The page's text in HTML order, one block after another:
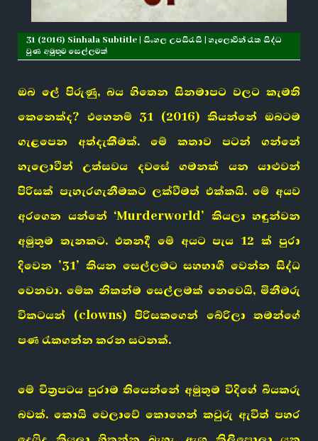
31 (2016) Sinhala Subtitle | සිංහල උපසිරැසි | හැලොවීන් රෑක සිද්ධ
වුණ අමුතුම සෙල්ලමක්
ඔබ ලේ පිරුණු, බය හිතෙන සිනමාපට වලට කැමති
කෙනෙක්ද? එහෙනම් 31 (2016) කියන්නේ ඔබටම
ගැළපෙන අත්දැකීමක්. මේ කතාව පටන් ගන්නේ
හැලොවීන් උත්සවය දවසේ ගමනක් යන යාළුවන්
පිරිසක් පැහැරගැනීමකට ලක්වීමත් එක්කයි. මේ අයව
අරගෙන යන්නේ ‘Murderworld’ කියලා හඳුන්වන
අමුතුම තැනකට. එතනදී මේ අයට පැය 12 ක් පුරා
දිවෙන ’31’ කියන සෙල්ලමට සහභාගී වෙන්න සිද්ධ
වෙනවා. මේක නිකන්ම සෙල්ලමක් නෙවෙයි, මිනීමරු
විකටයන් (clowns) පිරිසකගෙන් බේරිලා තමන්ගේ
පණ රැකගන්න කරන සටනක්.
මේ චිත්‍රපටය පුරාම තියෙන්නේ අමුතුම විදිහේ බියකරු
බවක්. කොයි වෙලාවේ කොහෙන් කවුරු ඇවිත් පහර